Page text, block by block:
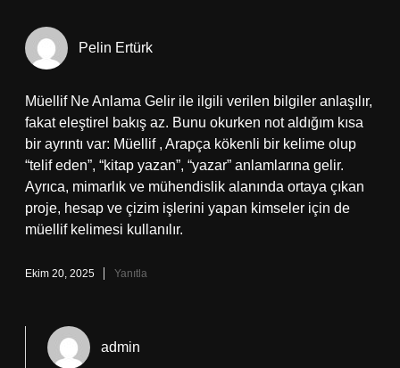
Pelin Ertürk
Müellif Ne Anlama Gelir ile ilgili verilen bilgiler anlaşılır,
fakat eleştirel bakış az. Bunu okurken not aldığım kısa
bir ayrıntı var: Müellif , Arapça kökenli bir kelime olup
“telif eden”, “kitap yazan”, “yazar” anlamlarına gelir.
Ayrıca, mimarlık ve mühendislik alanında ortaya çıkan
proje, hesap ve çizim işlerini yapan kimseler için de
müellif kelimesi kullanılır.
Ekim 20, 2025 Yanıtla
admin